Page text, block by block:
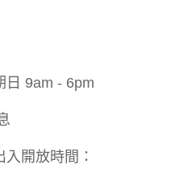
日 9am - 6pm
入開放時間：